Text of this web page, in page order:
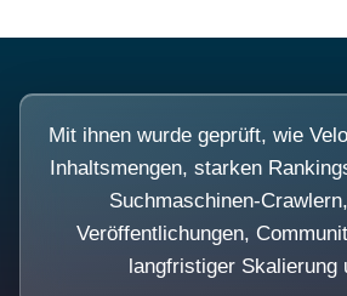
Mit ihnen wurde geprüft, wie
Inhaltsmengen, starken
Suchmaschinen-
Veröffentlichungen,
langfristiger Skalierung